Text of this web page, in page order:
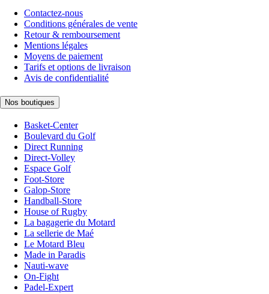
Contactez-nous
Conditions générales de vente
Retour & remboursement
Mentions légales
Moyens de paiement
Tarifs et options de livraison
Avis de confidentialité
Nos boutiques
Basket-Center
Boulevard du Golf
Direct Running
Direct-Volley
Espace Golf
Foot-Store
Galop-Store
Handball-Store
House of Rugby
La bagagerie du Motard
La sellerie de Maé
Le Motard Bleu
Made in Paradis
Nauti-wave
On-Fight
Padel-Expert